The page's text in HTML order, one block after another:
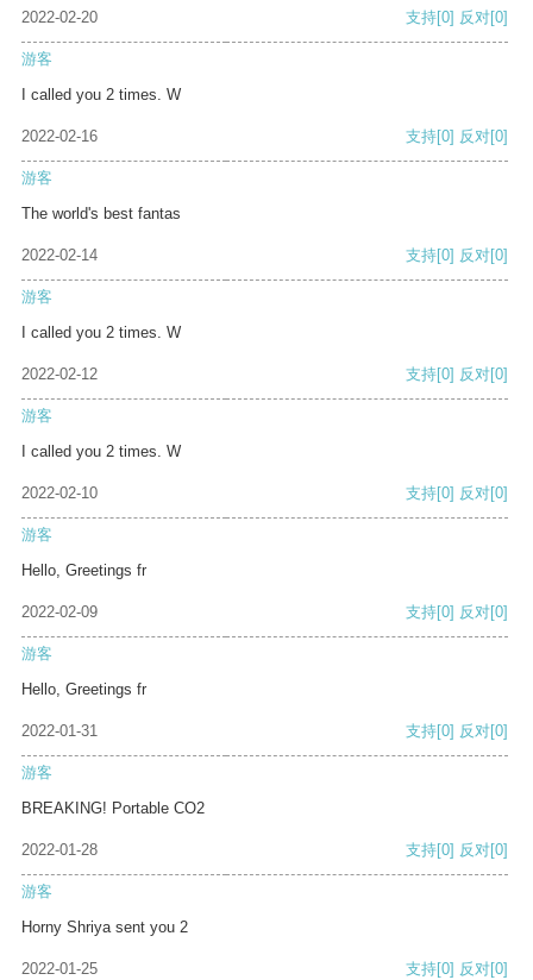
2022-02-20 支持[0] 反对[0]
游客
I called you 2 times. W
2022-02-16 支持[0] 反对[0]
游客
The world's best fantas
2022-02-14 支持[0] 反对[0]
游客
I called you 2 times. W
2022-02-12 支持[0] 反对[0]
游客
I called you 2 times. W
2022-02-10 支持[0] 反对[0]
游客
Hello, Greetings fr
2022-02-09 支持[0] 反对[0]
游客
Hello, Greetings fr
2022-01-31 支持[0] 反对[0]
游客
BREAKING! Portable CO2
2022-01-28 支持[0] 反对[0]
游客
Horny Shriya sent you 2
2022-01-25 支持[0] 反对[0]